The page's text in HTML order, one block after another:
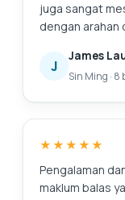
juga sangat
dengan arahan
kembali ke sini
lagi. Dan
J
James
Sin Ming · 8
★★★★★
Pengalaman
maklum balas